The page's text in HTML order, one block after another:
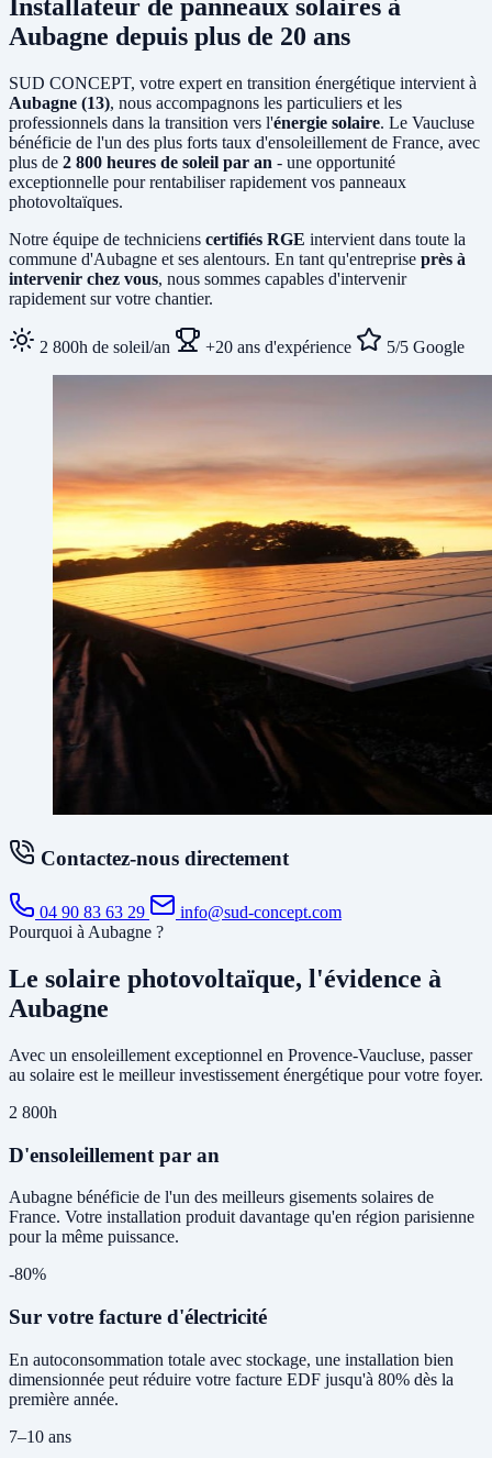
Installateur de panneaux solaires à
Aubagne depuis plus de 20 ans
SUD CONCEPT, votre expert en transition énergétique intervient à
Aubagne (13), nous accompagnons les particuliers et les
professionnels dans la transition vers l'énergie solaire. Le Vaucluse
bénéficie de l'un des plus forts taux d'ensoleillement de France, avec
plus de 2 800 heures de soleil par an - une opportunité
exceptionnelle pour rentabiliser rapidement vos panneaux
photovoltaïques.
Notre équipe de techniciens certifiés RGE intervient dans toute la
commune d'Aubagne et ses alentours. En tant qu'entreprise près à
intervenir chez vous, nous sommes capables d'intervenir
rapidement sur votre chantier.
2 800h de soleil/an +20 ans d'expérience 5/5 Google
Contactez-nous directement
04 90 83 63 29
info@sud-concept.com
Pourquoi à Aubagne ?
Le solaire photovoltaïque, l'évidence à
Aubagne
Avec un ensoleillement exceptionnel en Provence-Vaucluse, passer
au solaire est le meilleur investissement énergétique pour votre foyer.
2 800h
D'ensoleillement par an
Aubagne bénéficie de l'un des meilleurs gisements solaires de
France. Votre installation produit davantage qu'en région parisienne
pour la même puissance.
-80%
Sur votre facture d'électricité
En autoconsommation totale avec stockage, une installation bien
dimensionnée peut réduire votre facture EDF jusqu'à 80% dès la
première année.
7–10 ans